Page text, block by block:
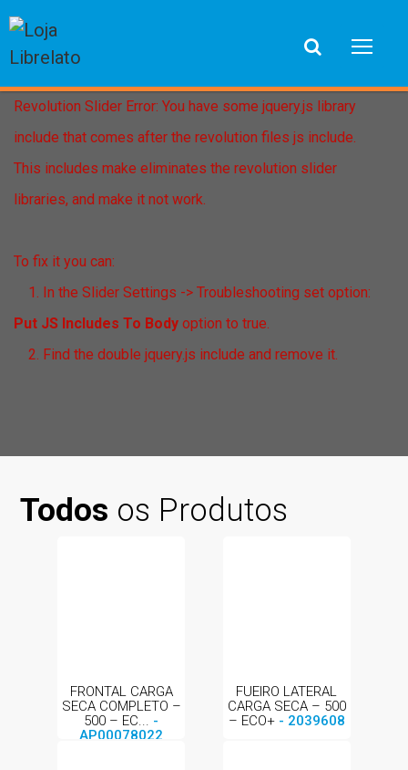
Revolution Slider Error: You have some jquery.js library
include that comes after the revolution files js include.
This includes make eliminates the revolution slider
libraries, and make it not work.
To fix it you can:
1. In the Slider Settings -> Troubleshooting set option:
Put JS Includes To Body option to true.
2. Find the double jquery.js include and remove it.
Todos os Produtos
FRONTAL CARGA
SECA COMPLETO –
500 – EC... -
AP00078022
FUEIRO LATERAL
CARGA SECA – 500
– ECO+ - 2039608